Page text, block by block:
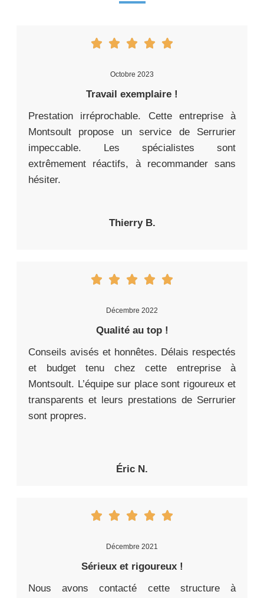
Octobre 2023
Travail exemplaire !
Prestation irréprochable. Cette entreprise à
Montsoult propose un service de Serrurier
impeccable. Les spécialistes sont
extrêmement réactifs, à recommander sans
hésiter.
Thierry B.
Décembre 2022
Qualité au top !
Conseils avisés et honnêtes. Délais respectés
et budget tenu chez cette entreprise à
Montsoult. L’équipe sur place sont rigoureux et
transparents et leurs prestations de Serrurier
sont propres.
Éric N.
Décembre 2021
Sérieux et rigoureux !
Nous avons contacté cette structure à